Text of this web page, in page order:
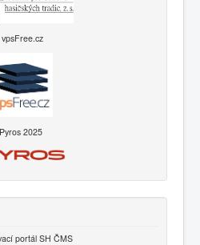
vpsFree.cz
Pyros 2025
portál SH ČMS